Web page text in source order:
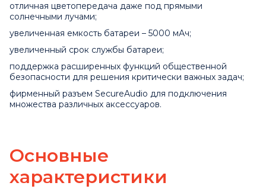
отличная цветопередача даже под прямыми
солнечными лучами;
увеличенная емкость батареи – 5000 мАч;
увеличенный срок службы батареи;
поддержка расширенных функций общественной
безопасности для решения критически важных задач;
фирменный разъем SecureAudio для подключения
множества различных аксессуаров.
Основные
характеристики